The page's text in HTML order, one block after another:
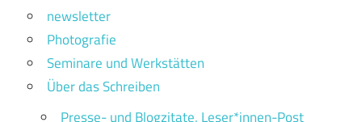
newsletter
Photografie
Seminare und Werkstätten
Über das Schreiben
Presse- und Blogzitate, Leser*innen-Post